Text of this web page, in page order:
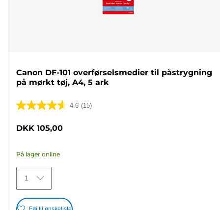
Canon DF-101 overførselsmedier til påstrygning
på mørkt tøj, A4, 5 ark
4.6 (15)
4.6
stjerner.
15
anmeldelser
DKK 105,00
På lager online
1